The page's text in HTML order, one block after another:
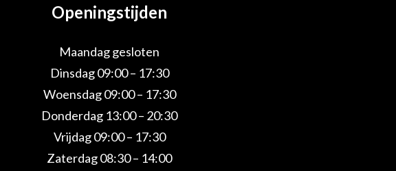
Openingstijden
Maandag gesloten
Dinsdag 09:00 – 17:30
Woensdag 09:00 – 17:30
Donderdag 13:00 – 20:30
Vrijdag 09:00 – 17:30
Zaterdag 08:30 – 14:00